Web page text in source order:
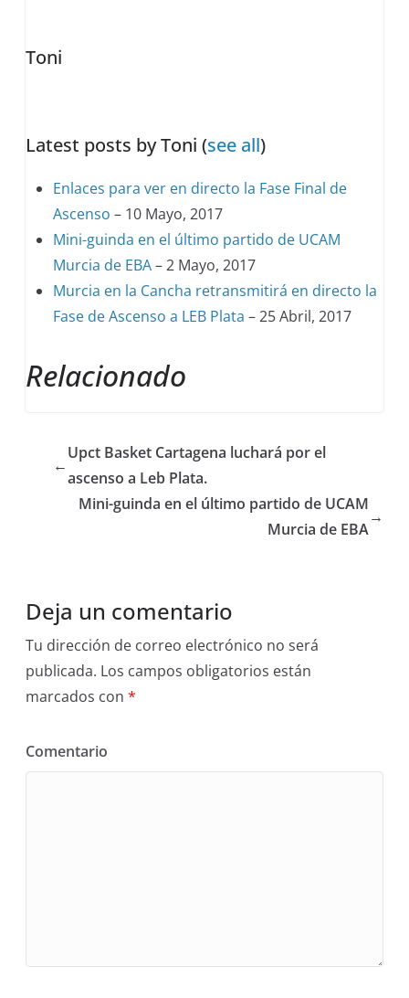
content
Toni
Latest posts by Toni(see all)
Enlaces para ver en directo la Fase Final de
Ascenso – 10 Mayo, 2017
Mini-guinda en el último partido de UCAM
Murcia de EBA– 2 Mayo, 2017
Murcia en la Cancha retransmitirá en directo la
Fase de Ascenso a LEB Plata – 25 Abril, 2017
Relacionado
←
Upct Basket Cartagena luchará por el
ascenso a Leb Plata.
Mini-guinda en el último partido de UCAM
Murcia de EBA
→
Deja un comentario
Tu dirección de correo electrónico no será
publicada. Los campos obligatorios están
marcados con*
Comentario